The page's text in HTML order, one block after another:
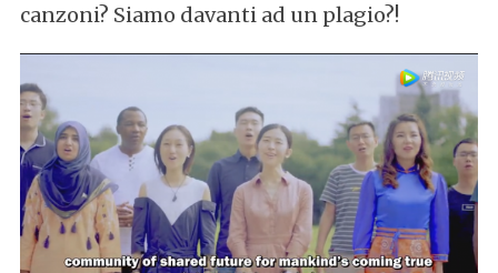
canzoni? Siamo davanti ad un plagio?!